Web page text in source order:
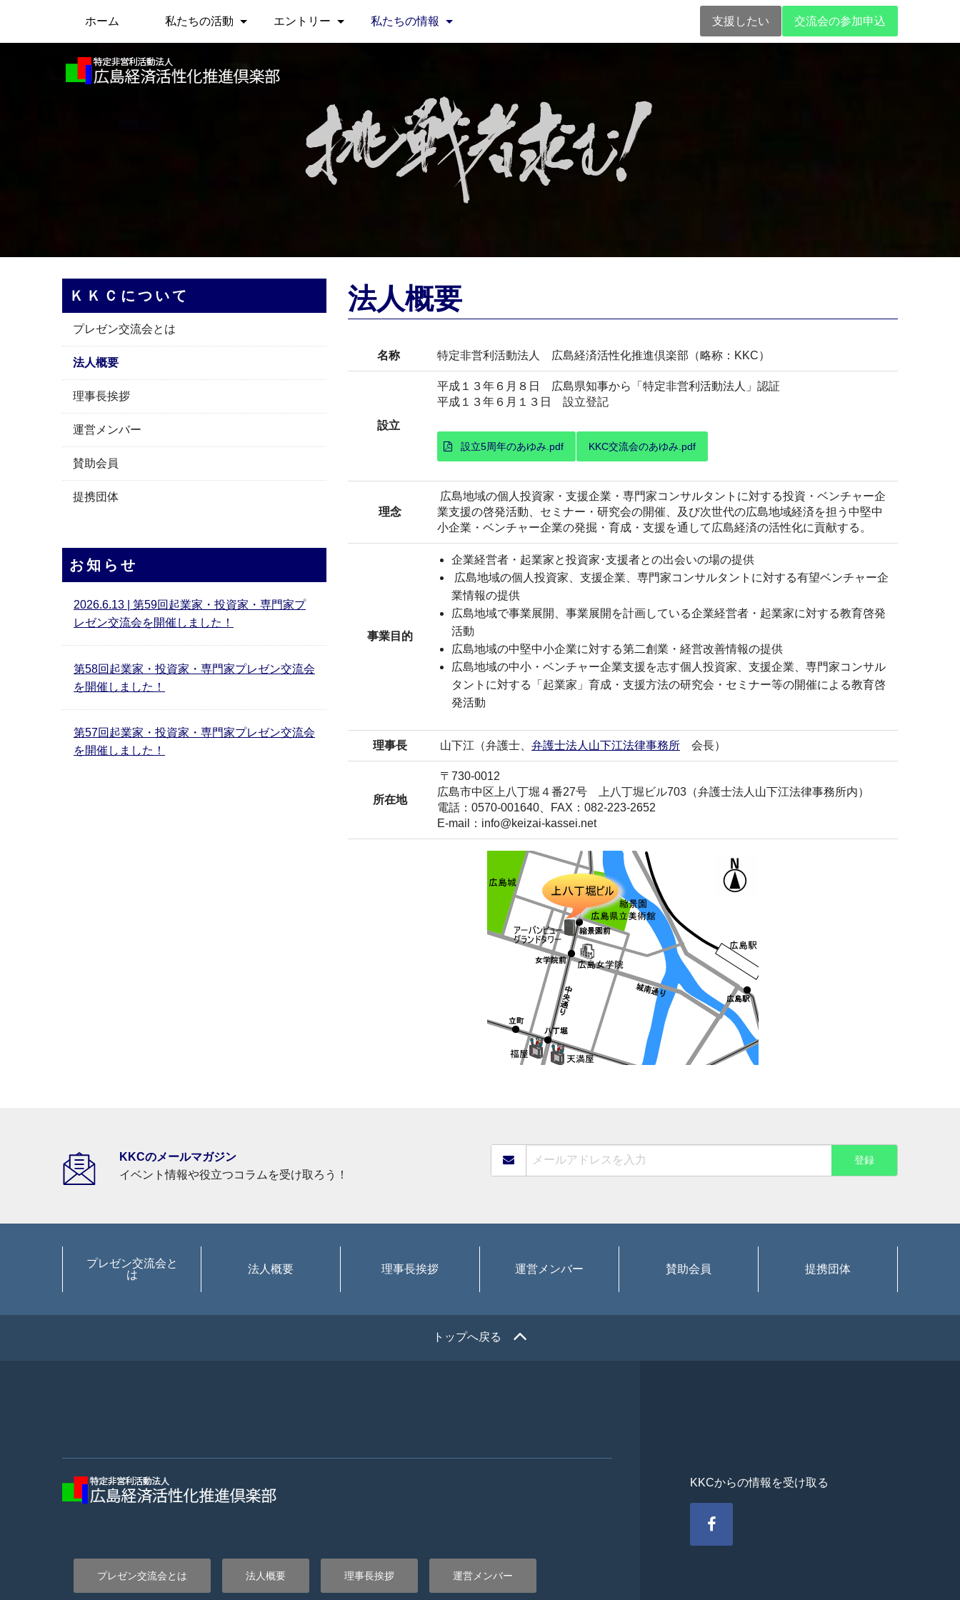
ホーム 私たちの活動 エントリー 私たちの情報 支援したい 交流会の参加申込
ＫＫＣについて
プレゼン交流会とは
法人概要
理事長挨拶
運営メンバー
賛助会員
提携団体
お知らせ
2026.6.13 | 第59回起業家・投資家・専門家プ
レゼン交流会を開催しました！
第58回起業家・投資家・専門家プレゼン交流会
を開催しました！
第57回起業家・投資家・専門家プレゼン交流会
を開催しました！
法人概要
名称 特定非営利活動法人 広島経済活性化推進倶楽部（略称：KKC）
設立
平成１３年６月８日 広島県知事から「特定非営利活動法人」認証
平成１３年６月１３日 設立登記
設立5周年のあゆみ.pdf KKC交流会のあゆみ.pdf
理念
広島地域の個人投資家・支援企業・専門家コンサルタントに対する投資・ベンチャー企
業支援の啓発活動、セミナー・研究会の開催、及び次世代の広島地域経済を担う中堅中
小企業・ベンチャー企業の発掘・育成・支援を通して広島経済の活性化に貢献する。
事業目的
企業経営者・起業家と投資家･支援者との出会いの場の提供
広島地域の個人投資家、支援企業、専門家コンサルタントに対する有望ベンチャー企
業情報の提供
広島地域で事業展開、事業展開を計画している企業経営者・起業家に対する教育啓発
活動
広島地域の中堅中小企業に対する第二創業・経営改善情報の提供
広島地域の中小・ベンチャー企業支援を志す個人投資家、支援企業、専門家コンサル
タントに対する「起業家」育成・支援方法の研究会・セミナー等の開催による教育啓
発活動
理事長 山下江（弁護士、 弁護士法人山下江法律事務所会長）
所在地
〒730-0012
広島市中区上八丁堀４番27号 上八丁堀ビル703（弁護士法人山下江法律事務所内）
電話：0570-001640、FAX：082-223-2652
E-mail： info@keizai-kassei.net
KKCのメールマガジン
イベント情報や役立つコラムを受け取ろう！
プレゼン交流会と
は
法人概要 理事長挨拶 運営メンバー 賛助会員 提携団体
トップへ戻る
プレゼン交流会とは 法人概要 理事長挨拶 運営メンバー
KKCからの情報を受け取る